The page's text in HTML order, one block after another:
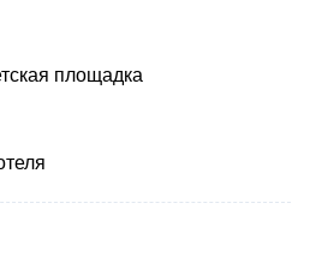
площадка